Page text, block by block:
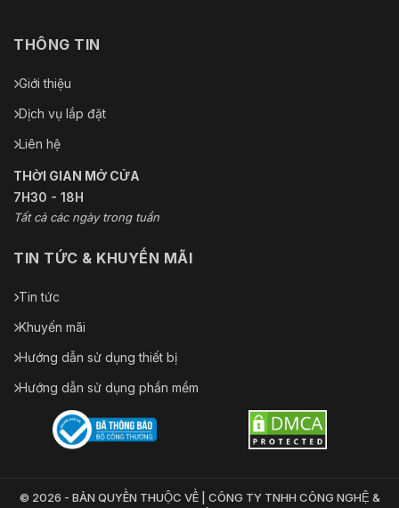
THÔNG TIN
Giới thiệu
Dịch vụ lắp đặt
Liên hệ
THỜI GIAN MỞ CỬA
7H30 - 18H
Tất cả các ngày trong tuần
TIN TỨC & KHUYẾN MÃI
Tin tức
Khuyến mãi
Hướng dẫn sử dụng thiết bị
Hướng dẫn sử dụng phần mềm
© 2026 - BẢN QUYỀN THUỘC VỀ | CÔNG TY TNHH CÔNG NGHỆ &